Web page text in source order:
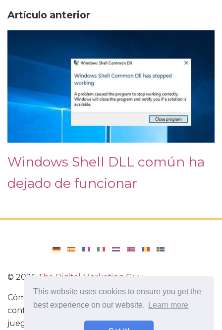
This website uses cookies to ensure you get the
best experience on our website.
Learn more
Artículo anterior
Windows Shell DLL común ha
dejado de funcionar
© 2026 The Digital Marketing Guy
Cómo reinstalar Windows en tu computadora, cómo
configurar Windows. Reseñas de aplicaciones y
juegos para Android, reseñas de dispositivos con el